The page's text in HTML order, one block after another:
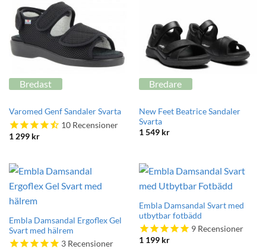
Bredast
Varomed Genf Sandaler Svarta
10Recensioner
1 299 kr
Bredare
New Feet Beatrice Sandaler
Svarta
1 549 kr
Embla Damsandal Ergoflex Gel
Svart med hälrem
3Recensioner
Embla Damsandal Svart med
utbytbar fotbädd
9Recensioner
1 199 kr